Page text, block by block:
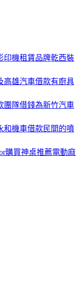
印機租賃品牌乾西裝
高雄汽車借款有廚具
團隊借錢為新竹汽車
和機車借款民間的噴
購買神桌推薦電動麻